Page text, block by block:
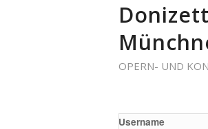
OPERN- UND
Username